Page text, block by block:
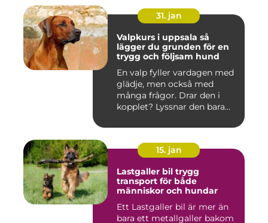
31. jan
Valpkurs i uppsala så
lägger du grunden för en
trygg och följsam hund
En valp fyller vardagen med
glädje, men också med
många frågor. Drar den i
kopplet? Lyssnar den bara...
15. jan
Lastgaller bil trygg
transport för både
människor och hundar
Ett Lastgaller bil är mer än
bara ett metallgaller bakom